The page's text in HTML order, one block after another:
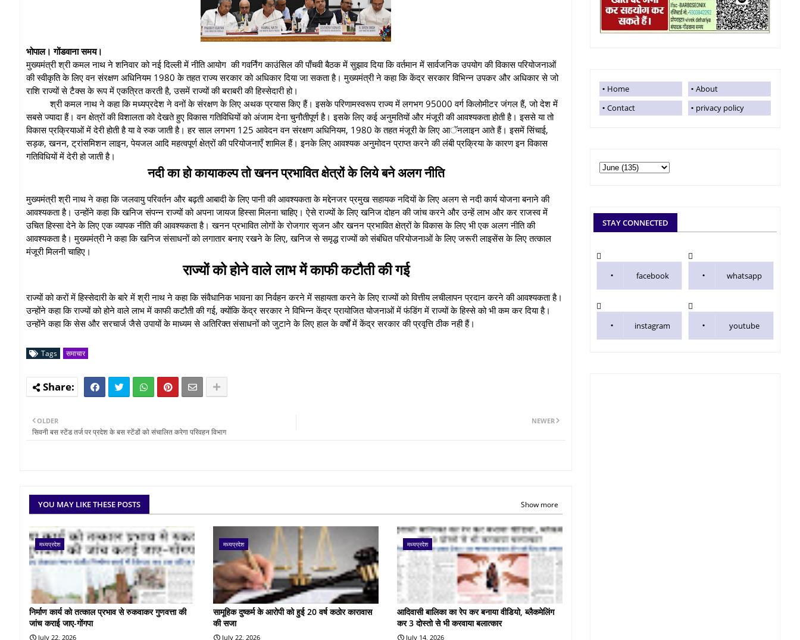
भोपाल। गोंडवाना समय।
मुख्यमंत्री श्री कमल नाथ ने शनिवार को नई दिल्ली में नीति आयोग की गवर्निंग काउंसिल की पाँचवी बैठक में सुझाव दिया कि वर्तमान में सार्वजनिक उपयोग की विकास परियोजनाओं
की स्वीकृति के लिए वन संरक्षण अधिनियम 1980 के तहत राज्य सरकार को अधिकार दिया जा सकता है। मुख्यमंत्री ने कहा कि केंद्र सरकार विभिन्न उपकर और अधिकार से जो
राशि राज्यों से टैक्स के रूप में एकत्रित करती है, उसमें राज्यों की बराबरी की हिस्सेदारी हो।
श्री कमल नाथ ने कहा कि मध्यप्रदेश ने वनों के संरक्षण के लिए अथक प्रयास किए हैं। इसके परिणामस्वरूप राज्य में लगभग 95000 वर्ग किलोमीटर जंगल हैं, जो देश में
सबसे ज्यादा हैं। वन क्षेत्रों की विशालता को देखते हुए विकास गतिविधियों को अंजाम देना चुनौतीपूर्ण है। इसके लिए कई अनुमतियों और मंजूरी की आवश्यकता होती है। इससे या तो
विकास प्रक्रियाओं में देरी होती है या वे रुक जाती है। हर साल लगभग 125 आवेदन वन संरक्षण अधिनियम, 1980 के तहत मंजूरी के लिए आॅनलाइन आते हैं। इसमें सिंचाई,
सड़क, खनन, ट्रांसमिशन लाइन, पेयजल आदि महत्वपूर्ण क्षेत्रों की परियोजनाएँ शामिल हैं। इनके लिए आवश्यक अनुमोदन प्राप्त करने की लंबी प्रक्रिया के कारण इन विकास
गतिविधियों में देरी हो जाती है।
नदी का हो कायाकल्प तो खनन प्रभावित क्षेत्रों के लिये बने अलग नीति
मुख्यमंत्री श्री नाथ ने कहा कि जलवायु परिवर्तन और बढ़ती आबादी के लिए पानी की आवश्यकता के मद्देनजर प्रमुख सहायक नदियों के लिए अलग से नदी कार्य योजना बनाने की
आवश्यकता है। उन्होंने कहा कि खनिज संपन्न राज्यों को अपना जायज हिस्सा मिलना चाहिए। ऐसे राज्यों के लिए खनिज दोहन की जांच करने और उन्हें लाभ और कर राजस्व में
उचित हिस्सा देने के लिए एक व्यापक नीति की आवश्यकता है। खनन प्रभावित लोगों के रोजगार सृजन और खनन प्रभावित क्षेत्रों के विकास के लिए भी एक अलग नीति की
आवश्यकता है। मुख्यमंत्री ने कहा कि खनिज संसाधनों को लगातार बनाए रखने के लिए, खनिज से समृद्ध राज्यों को संबंधित परियोजनाओं के लिए जरूरी लाइसेंस के लिए तत्काल
मंजूरी मिलनी चाहिए।
राज्यों को होने वाले लाभ में काफी कटौती की गई
राज्यों को करों में हिस्सेदारी के बारे में श्री नाथ ने कहा कि संवैधानिक भावना का निर्वहन करने में सहायता करने के लिए राज्यों को वित्तीय लचीलापन प्रदान करने की आवश्यकता है।
उन्होंने कहा कि राज्यों को होने वाले लाभ में काफी कटौती की गई, क्योंकि केंद्र सरकार ने विभिन्न केंद्र प्रायोजित योजनाओं में फंडिंग में राज्यों के हिस्से को भी कम कर दिया है।
उन्होंने कहा कि सेस और सरचार्ज जैसे उपायों के माध्यम से अतिरिक्त संसाधनों को जुटाने के लिए हाल के वर्षों में केंद्र सरकार की प्रवृत्ति ठीक नही हैं।
Tags समाचार
NEWER
OLDER
सिवनी बस स्टेंड तर्ज पर प्रदेश के बस स्टेंडों को संचालित करेगा परिवहन विभाग
YOU MAY LIKE THESE POSTS Show more
मध्यप्रदेश
निर्माण कार्य को तत्काल प्रभाव से रुकवाकर गुणवत्ता की
जांच कराई जाए-गोंगपा
July 22, 2026
मध्यप्रदेश
सामूहिक दुष्कर्म के आरोपी को हुई 20 वर्ष कठोर कारावास
की सजा
July 22, 2026
मध्यप्रदेश
आदिवासी बालिका का रेप कर बनाया वीडियो, ब्लैकमेलिंग
कर 3 दोस्तो से भी करवाया बलात्कार
July 14, 2026
Home
About
Contact
privacy policy
STAY CONNECTED
facebook whatsapp
instagram youtube